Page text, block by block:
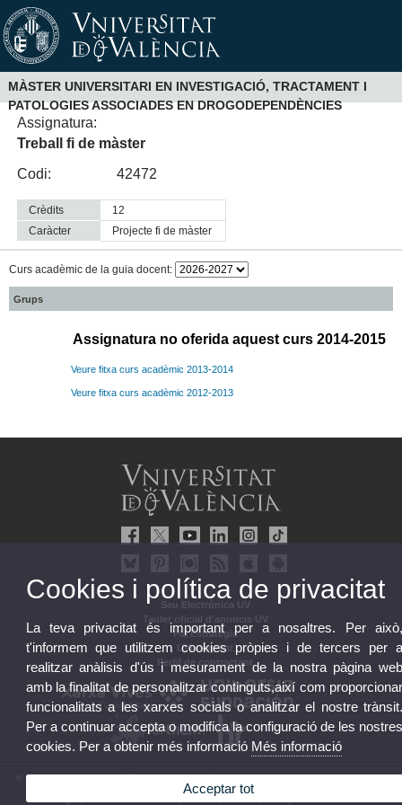
MÀSTER UNIVERSITARI EN INVESTIGACIÓ, TRACTAMENT I
PATOLOGIES ASSOCIADES EN DROGODEPENDÈNCIES
Assignatura:
Treball fi de màster
Codi:
42472
Crèdits
12
Caràcter
projecte fi de màster
Curs acadèmic de la guia docent:
Grups
Assignatura no oferida aquest curs 2014-2015
Veure fitxa curs acadèmic 2013-2014
Veure fitxa curs acadèmic 2012-2013
Seu Electrònica UV
Tauler oficial d'anuncis UV
Pla Estratègic
UVintegritat
Perfil de contractant
© 2026 UV. - Av. Blasco Ibáñez, 13. 46010 València. Espanya. Tel. UV: (+34) 963 86 41 00
Política privacitat|
Cookies i política de privacitat
La teva privacitat és important per a nosaltres. Per
t'informem que utilitzem cookies pròpies i de tercers per
realitzar anàlisis d'ús i mesurament de la nostra pàgina
amb la finalitat de personalitzar continguts,així com
funcionalitats a les xarxes socials o analitzar el nostre
Per a continuar accepta o modifica la configuració de les
cookies. Per a obtenir més informació Més informació
Acceptar tot